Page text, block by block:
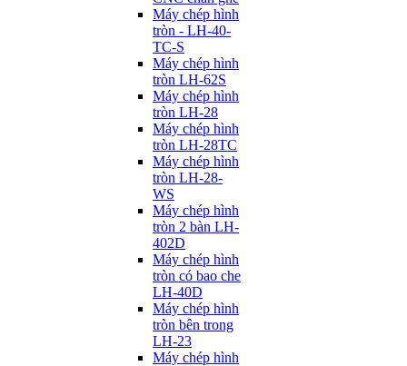
Máy chép hình
tròn - LH-40-
TC-S
Máy chép hình
tròn LH-62S
Máy chép hình
tròn LH-28
Máy chép hình
tròn LH-28TC
Máy chép hình
tròn LH-28-
WS
Máy chép hình
tròn 2 bàn LH-
402D
Máy chép hình
tròn có bao che
LH-40D
Máy chép hình
tròn bên trong
LH-23
Máy chép hình